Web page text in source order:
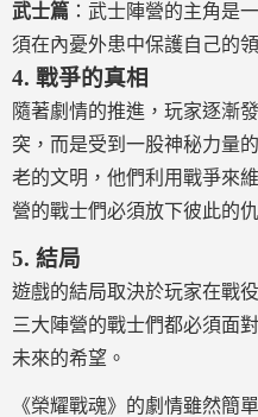
武士篇 ：武士陣營的主角是
須在內憂外患中保護自己的
4. 戰爭的真相
隨著劇情的推進，玩家逐漸
突，而是受到一股神秘力量
老的文明，他們利用戰爭來
營的戰士們必須放下彼此的
5. 結局
遊戲的結局取決於玩家在戰
三大陣營的戰士們都必須面
未來的希望。
《榮耀戰魂》的劇情雖然簡